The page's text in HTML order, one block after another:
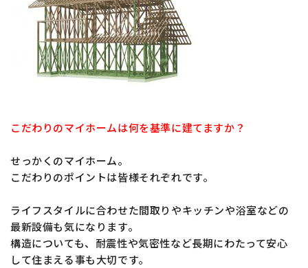
こだわりのマイホームは何を基準に建てますか？
せっかくのマイホーム。
こだわりのポイントは皆様それぞれです。
ライフスタイルに合わせた間取りやキッチンや浴室などの
最新設備も気になります。
構造についても、耐震性や気密性など長期にわたって安心
して住まえる事も大切です。